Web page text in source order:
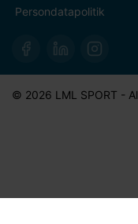
Persondatapolitik
© 2026 LML SPORT -